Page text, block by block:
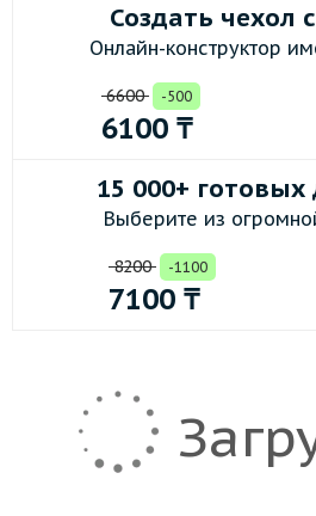
Создать чехол
Онлайн-конструктор
6600 -500
6100 ₸
15 000+
Выберите из
8200 -1100
7100 ₸